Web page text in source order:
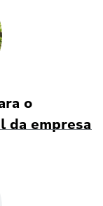
o
da empresa